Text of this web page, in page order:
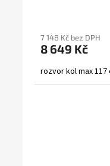
7 148 Kč bez DPH
8 649 Kč
rozvor kol max 117